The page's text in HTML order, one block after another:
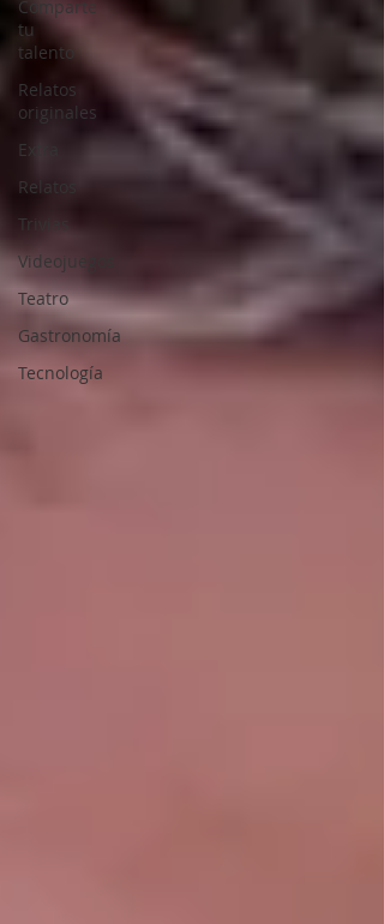
Comparte
tu
talento
Relatos
originales
Extra
Relatos
Trivias
Videojuegos
Teatro
Gastronomía
Tecnología